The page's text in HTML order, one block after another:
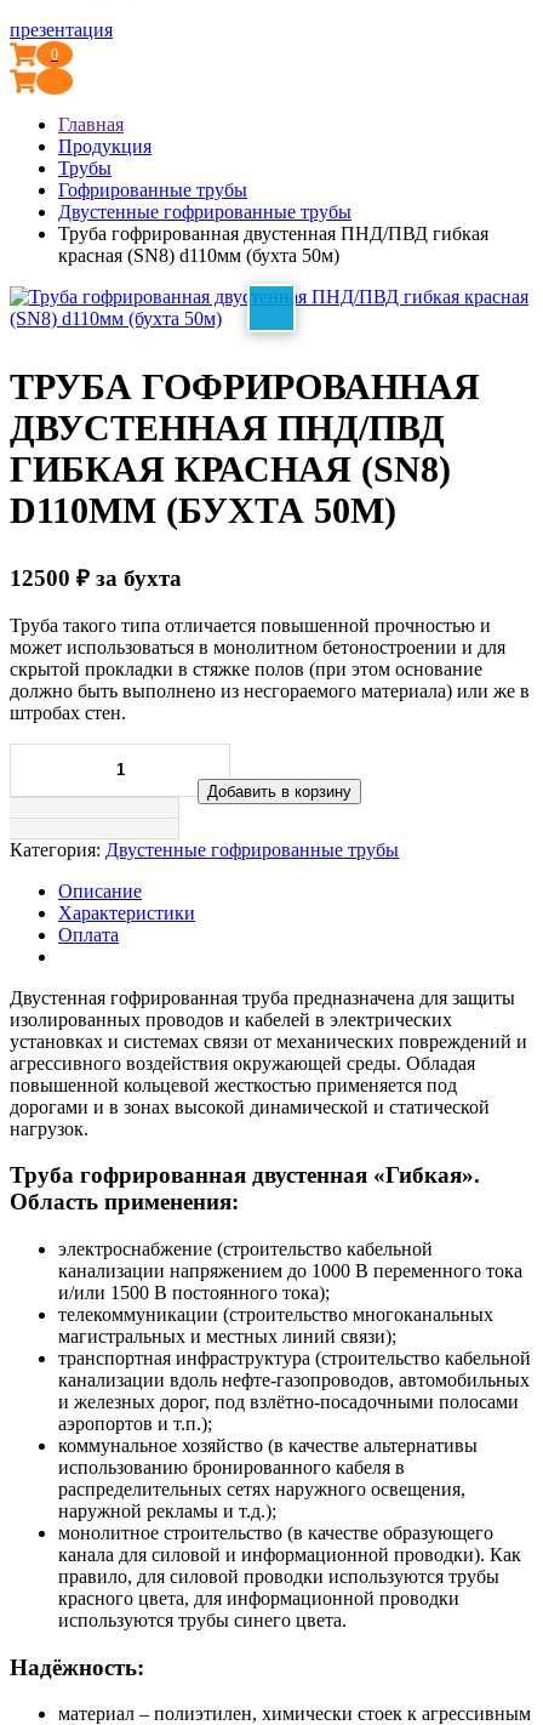
презентация
0
Главная
Продукция
Трубы
Гофрированные трубы
Двустенные гофрированные трубы
Труба гофрированная двустенная ПНД/ПВД гибкая
красная (SN8) d110мм (бухта 50м)
ТРУБА ГОФРИРОВАННАЯ
ДВУСТЕННАЯ ПНД/ПВД
ГИБКАЯ КРАСНАЯ (SN8)
D110ММ (БУХТА 50М)
12500 ₽ за бухта
Труба такого типа отличается повышенной прочностью и
может использоваться в монолитном бетоностроении и для
скрытой прокладки в стяжке полов (при этом основание
должно быть выполнено из несгораемого материала) или же в
штробах стен.
Добавить в корзину
Категория: Двустенные гофрированные трубы
Описание
Характеристики
Оплата
Двустенная гофрированная труба предназначена для защиты
изолированных проводов и кабелей в электрических
установках и системах связи от механических повреждений и
агрессивного воздействия окружающей среды. Обладая
повышенной кольцевой жесткостью применяется под
дорогами и в зонах высокой динамической и статической
нагрузок.
Труба гофрированная двустенная «Гибкая».
Область применения:
электроснабжение (строительство кабельной
канализации напряжением до 1000 В переменного тока
и/или 1500 В постоянного тока);
телекоммуникации (строительство многоканальных
магистральных и местных линий связи);
транспортная инфраструктура (строительство кабельной
канализации вдоль нефте-газопроводов, автомобильных
и железных дорог, под взлётно-посадочными полосами
аэропортов и т.п.);
коммунальное хозяйство (в качестве альтернативы
использованию бронированного кабеля в
распределительных сетях наружного освещения,
наружной рекламы и т.д.);
монолитное строительство (в качестве образующего
канала для силовой и информационной проводки). Как
правило, для силовой проводки используются трубы
красного цвета, для информационной проводки
используются трубы синего цвета.
Надёжность:
материал – полиэтилен, химически стоек к агрессивным